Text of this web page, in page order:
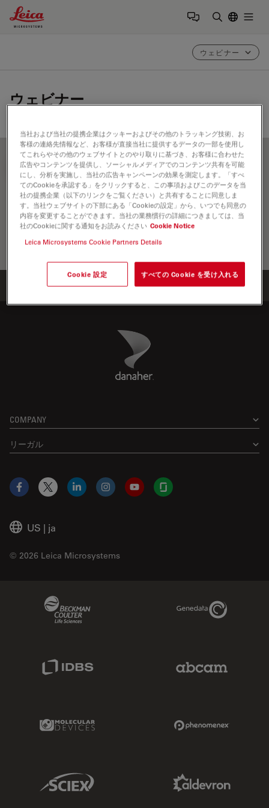
Leica Microsystems Logo
ウェビナー
ウェビナー
FILTER ARTICLES
神経変性疾患
学びと共有 ウェビナー
Danaher Logo
COMPANY
リーガル
US | ja
© 2026 Leica Microsystems
Facebook
X LinkedInInstagramYouTubeGlassdoor
Genedata Link
Molecular Devices Link
Sciex Link
当社および当社の提携企業はクッキーおよびその他のトラッキング技術、お
客様の連絡先情報など、お客様が直接当社に提供するデータの一部を使用し
てこれらやその他のウェブサイトとのやり取りに基づき、お客様に合わせた
広告やコンテンツを提供し、ソーシャルメディアでのコンテンツ共有を可能
にし、分析を実施し、当社の広告キャンペーンの効果を測定します。「すべ
てのCookieを承認する」をクリックすると、この事項およびこのデータを当
社の提携企業（以下のリンクをご覧ください）と共有することに同意しま
す。当社ウェブサイトの下部にある「Cookieの設定」から、いつでも同意の
内容を変更することができます。当社の業務慣行の詳細につきましては、当
社のCookieに関する通知をお読みください Cookie Notice
Leica Microsystems Cookie Partners Details
Cookie 設定 すべての Cookie を受け入れる